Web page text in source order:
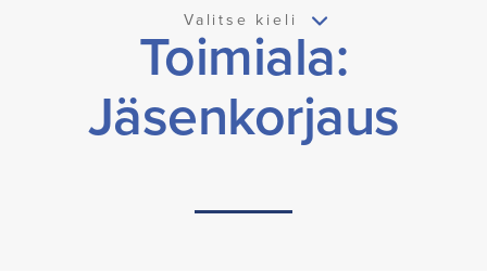
Valitse kieli
Toimiala:
Jäsenkorjaus